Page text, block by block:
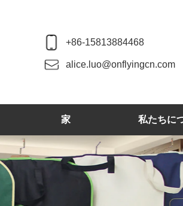
+86-15813884468
alice.luo@onflyingcn.com
家 私たちに